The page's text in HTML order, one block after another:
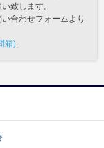
致します。
合わせフォームより
箱) 」